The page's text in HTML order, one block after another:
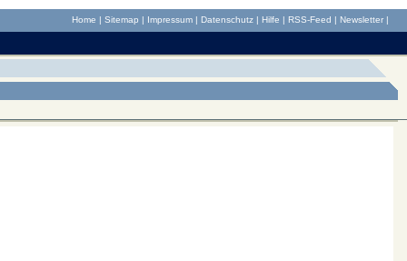
Home | Sitemap | Impressum | Datenschutz | Hilfe | RSS-Feed | Newsletter |